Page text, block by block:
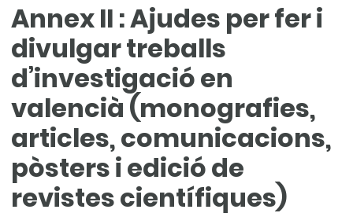
Annex II : Ajudes per fer i
divulgar treballs
d’investigació en
valencià (monografies,
articles, comunicacions,
pòsters i edició de
revistes científiques)